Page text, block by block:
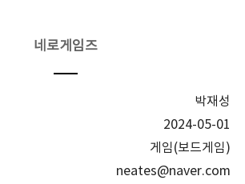
네로게임즈
박재성
2024-05-01
게임(보드게임)
neates@naver.com